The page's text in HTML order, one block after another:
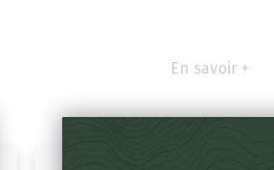
En savoir +